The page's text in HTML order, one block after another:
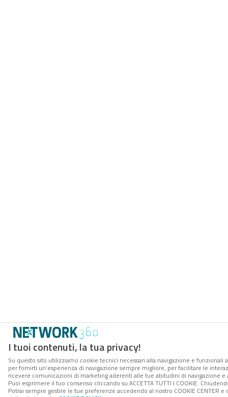
I tuoi contenuti, la tua privacy!
Su questo sito utilizziamo cookie tecnici necessari alla navigazione e funzionali
per fornirti un’esperienza di navigazione sempre migliore, per facilitare le
ricevere comunicazioni di marketing aderenti alle tue abitudini di navigazione e
Puoi esprimere il tuo consenso cliccando su ACCETTA TUTTI I COOKIE.
Potrai sempre gestire le tue preferenze accedendo al nostro COOKIE